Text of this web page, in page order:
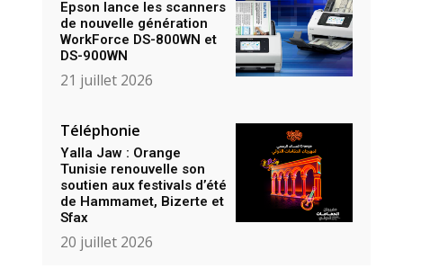
Epson lance les scanners
de nouvelle génération
WorkForce DS-800WN et
DS-900WN
21 juillet 2026
Téléphonie
Yalla Jaw : Orange
Tunisie renouvelle son
soutien aux festivals d’été
de Hammamet, Bizerte et
Sfax
20 juillet 2026